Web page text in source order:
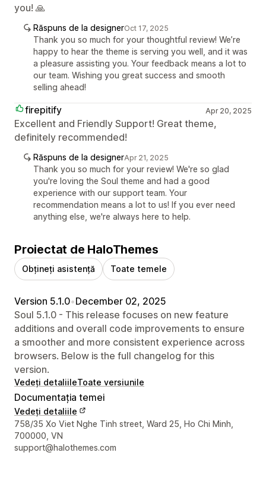
you! 🙏
Răspuns de la designerOct 17, 2025
Thank you so much for your thoughtful review! We’re
happy to hear the theme is serving you well, and it was
a pleasure assisting you. Your feedback means a lot to
our team. Wishing you great success and smooth
selling ahead!
firepitify Apr 20, 2025
Excellent and Friendly Support! Great theme,
definitely recommended!
Răspuns de la designerApr 21, 2025
Thank you so much for your review! We're so glad
you're loving the Soul theme and had a good
experience with our support team. Your
recommendation means a lot to us! If you ever need
anything else, we're always here to help.
Proiectat de HaloThemes
Obțineți asistență Toate temele
Version 5.1.0•December 02, 2025
Soul 5.1.0 - This release focuses on new feature
additions and overall code improvements to ensure
a smoother and more consistent experience across
browsers. Below is the full changelog for this
version.
Vedeți detaliileToate versiunile
Documentația temei
Vedeți detaliile
Detaliile de contact ale designerului
758/35 Xo Viet Nghe Tinh street, Ward 25, Ho Chi Minh,
700000, VN
support@halothemes.com